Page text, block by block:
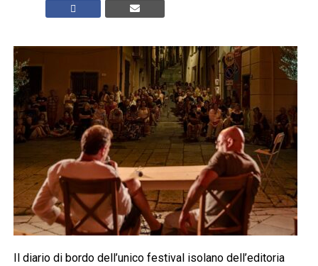
Il diario di bordo dell’unico festival isolano dell’editoria